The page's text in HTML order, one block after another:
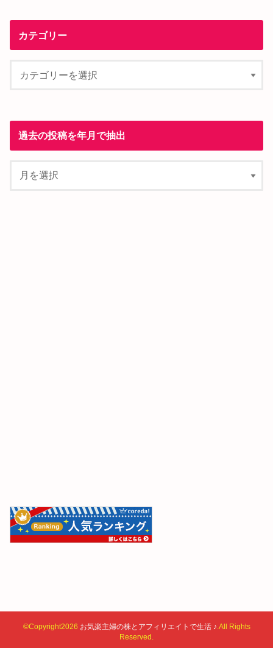
カテゴリー
過去の投稿を年月で抽出
©Copyright2026 お気楽主婦の株とアフィリエイトで生活 ♪ .All Rights
Reserved.